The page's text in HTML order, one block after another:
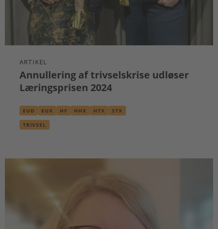
ARTIKEL
Annullering af trivselskrise udløser
Læringsprisen 2024
EUD EUX HF HHX HTX STX
TRIVSEL